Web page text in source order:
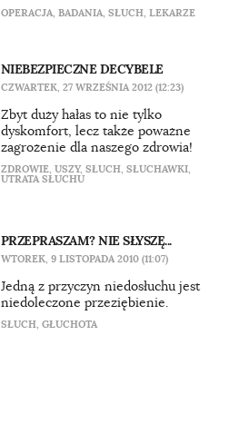
OPERACJA, BADANIA, SŁUCH, LEKARZE
NIEBEZPIECZNE DECYBELE
CZWARTEK, 27 WRZEŚNIA 2012 (12:23)
Zbyt duży hałas to nie tylko
dyskomfort, lecz także poważne
zagrożenie dla naszego zdrowia!
ZDROWIE, USZY, SŁUCH, SŁUCHAWKI,
UTRATA SŁUCHU
PRZEPRASZAM? NIE SŁYSZĘ...
WTOREK, 9 LISTOPADA 2010 (11:07)
Jedną z przyczyn niedosłuchu jest
niedoleczone przeziębienie.
SŁUCH, GŁUCHOTA